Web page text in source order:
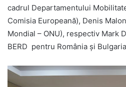
cadrul Departamentului
Comisia Europeană), Denis
Mondial – ONU), respectiv Mark
BERD pentru România și